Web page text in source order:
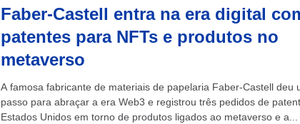
Faber-Castell entra na era digital
patentes para NFTs e produtos no
metaverso
A famosa fabricante de materiais de papelaria Faber-Castell deu
passo para abraçar a era Web3 e registrou três pedidos de
Estados Unidos em torno de produtos ligados ao metaverso e a...